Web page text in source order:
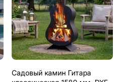
Садовый камин Гитара